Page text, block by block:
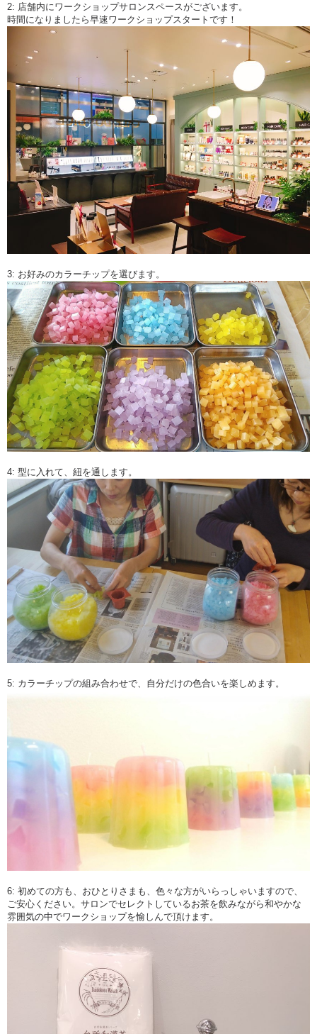
2: 店舗内にワークショップサロンスペースがございます。
時間になりましたら早速ワークショップスタートです！
3: お好みのカラーチップを選びます。
4: 型に入れて、紐を通します。
5: カラーチップの組み合わせで、自分だけの色合いを楽しめます。
6: 初めての方も、おひとりさまも、色々な方がいらっしゃいますので、
ご安心ください。サロンでセレクトしているお茶を飲みながら和やかな
雰囲気の中でワークショップを愉しんで頂けます。